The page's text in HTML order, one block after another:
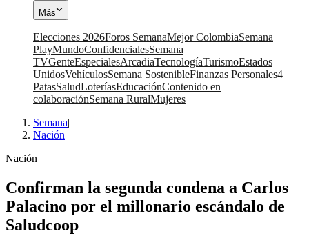
Más
Elecciones 2026Foros SemanaMejor ColombiaSemana
PlayMundoConfidencialesSemana
TVGenteEspecialesArcadiaTecnologíaTurismoEstados
UnidosVehículosSemana SostenibleFinanzas Personales4
PatasSaludLoteríasEducaciónContenido en
colaboraciónSemana RuralMujeres
Semana|
Nación
Nación
Confirman la segunda condena a Carlos
Palacino por el millonario escándalo de
Saludcoop